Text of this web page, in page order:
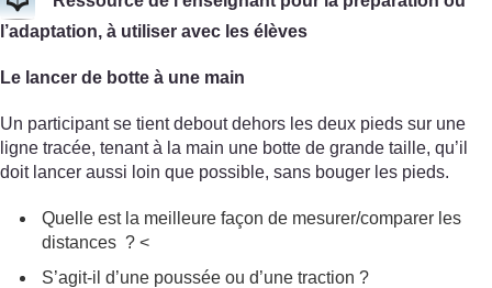
l’adaptation, à utiliser avec les élèves
Le lancer de botte à une main
Un participant se tient debout dehors les deux pieds sur une
ligne tracée, tenant à la main une botte de grande taille, qu’il
doit lancer aussi loin que possible, sans bouger les pieds.
Quelle est la meilleure façon de mesurer/comparer les
distances ? <
S’agit-il d’une poussée ou d’une traction ?